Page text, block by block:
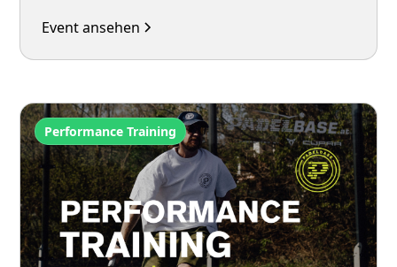
Event ansehen
Performance Training